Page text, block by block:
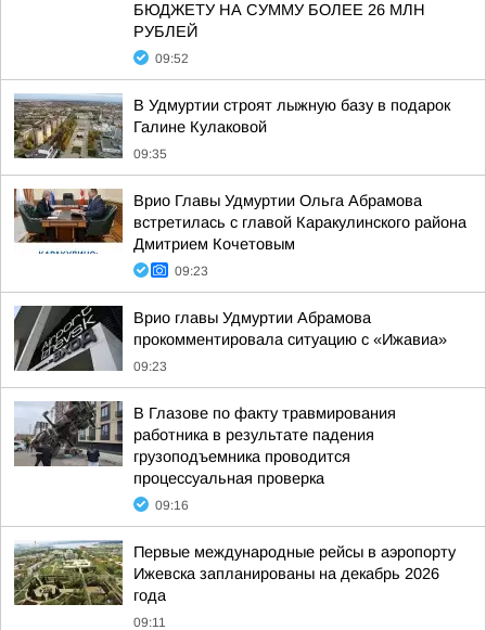
БЮДЖЕТУ НА СУММУ БОЛЕЕ 26 МЛН
РУБЛЕЙ
09:52
В Удмуртии строят лыжную базу в подарок
Галине Кулаковой
09:35
Врио Главы Удмуртии Ольга Абрамова
встретилась с главой Каракулинского района
Дмитрием Кочетовым
09:23
Врио главы Удмуртии Абрамова
прокомментировала ситуацию с «Ижавиа»
09:23
В Глазове по факту травмирования
работника в результате падения
грузоподъемника проводится
процессуальная проверка
09:16
Первые международные рейсы в аэропорту
Ижевска запланированы на декабрь 2026
года
09:11